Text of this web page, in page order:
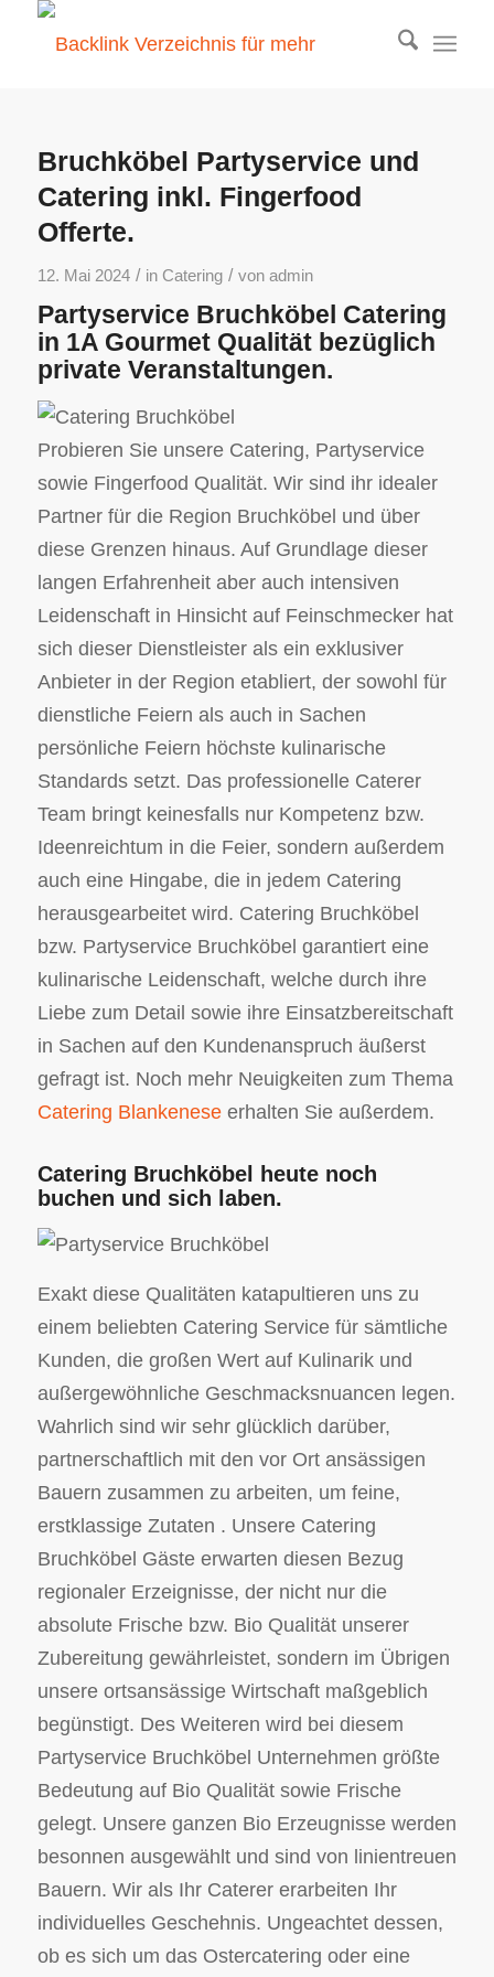
Bruchköbel Partyservice und
Catering inkl. Fingerfood
Offerte.
12. Mai 2024 / in Catering / von admin
Partyservice Bruchköbel Catering
in 1A Gourmet Qualität bezüglich
private Veranstaltungen.
Probieren Sie unsere Catering, Partyservice
sowie Fingerfood Qualität. Wir sind ihr idealer
Partner für die Region Bruchköbel und über
diese Grenzen hinaus. Auf Grundlage dieser
langen Erfahrenheit aber auch intensiven
Leidenschaft in Hinsicht auf Feinschmecker hat
sich dieser Dienstleister als ein exklusiver
Anbieter in der Region etabliert, der sowohl für
dienstliche Feiern als auch in Sachen
persönliche Feiern höchste kulinarische
Standards setzt. Das professionelle Caterer
Team bringt keinesfalls nur Kompetenz bzw.
Ideenreichtum in die Feier, sondern außerdem
auch eine Hingabe, die in jedem Catering
herausgearbeitet wird. Catering Bruchköbel
bzw. Partyservice Bruchköbel garantiert eine
kulinarische Leidenschaft, welche durch ihre
Liebe zum Detail sowie ihre Einsatzbereitschaft
in Sachen auf den Kundenanspruch äußerst
gefragt ist. Noch mehr Neuigkeiten zum Thema
Catering Blankeneseerhalten Sie außerdem.
Catering Bruchköbel heute noch
buchen und sich laben.
Exakt diese Qualitäten katapultieren uns zu
einem beliebten Catering Service für sämtliche
Kunden, die großen Wert auf Kulinarik und
außergewöhnliche Geschmacksnuancen legen.
Wahrlich sind wir sehr glücklich darüber,
partnerschaftlich mit den vor Ort ansässigen
Bauern zusammen zu arbeiten, um feine,
erstklassige Zutaten . Unsere Catering
Bruchköbel Gäste erwarten diesen Bezug
regionaler Erzeignisse, der nicht nur die
absolute Frische bzw. Bio Qualität unserer
Zubereitung gewährleistet, sondern im Übrigen
unsere ortsansässige Wirtschaft maßgeblich
begünstigt. Des Weiteren wird bei diesem
Partyservice Bruchköbel Unternehmen größte
Bedeutung auf Bio Qualität sowie Frische
gelegt. Unsere ganzen Bio Erzeugnisse werden
besonnen ausgewählt und sind von linientreuen
Bauern. Wir als Ihr Caterer erarbeiten Ihr
individuelles Geschehnis. Ungeachtet dessen,
ob es sich um das Ostercatering oder eine